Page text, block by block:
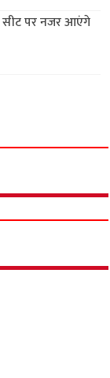
सीट पर नजर आएंगे